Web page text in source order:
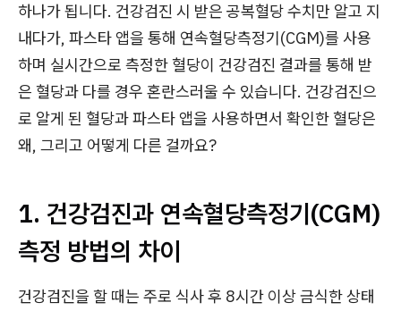
하나가 됩니다. 건강검진 시 받은 공복혈당 수치만 알고 지
내다가, 파스타 앱을 통해 연속혈당측정기(CGM)를 사용
하며 실시간으로 측정한 혈당이 건강검진 결과를 통해 받
은 혈당과 다를 경우 혼란스러울 수 있습니다. 건강검진으
로 알게 된 혈당과 파스타 앱을 사용하면서 확인한 혈당은
왜, 그리고 어떻게 다른 걸까요?
1. 건강검진과 연속혈당측정기(CGM)
측정 방법의 차이
건강검진을 할 때는 주로 식사 후 8시간 이상 금식한 상태